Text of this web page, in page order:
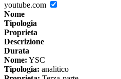
youtube.com
Nome
Tipologia
Proprieta
Descrizione
Durata
Nome: YSC
Tipologia: analitico